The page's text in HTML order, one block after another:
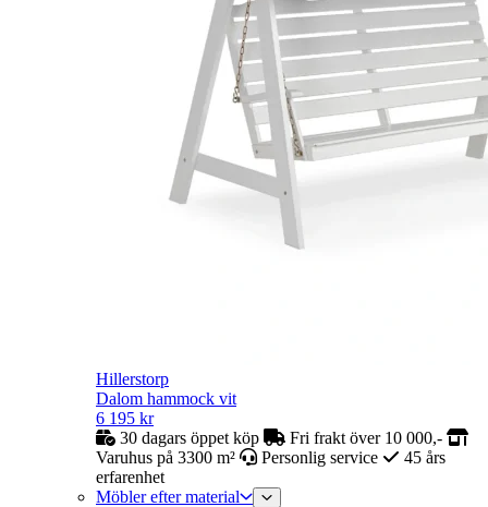
Hillerstorp
Dalom hammock vit
6 195 kr
30 dagars öppet köp
Fri frakt över 10 000,-
Varuhus på 3300 m²
Personlig service
45 års
erfarenhet
Möbler efter material